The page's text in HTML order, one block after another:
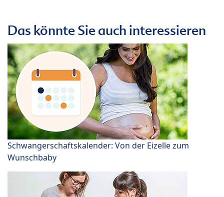
Das könnte Sie auch interessieren
Schwangerschaftskalender: Von der Eizelle zum
Wunschbaby